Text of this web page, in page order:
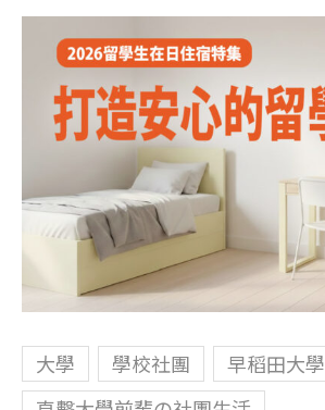
大學 學校社團
早稻田大學